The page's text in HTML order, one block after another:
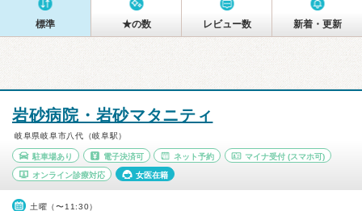
標準 ★の数 レビュー数 新着・更新
岩砂病院・岩砂マタニティ
岐阜県岐阜市八代（岐阜駅）
駐車場あり 電子決済可 ネット予約 マイナ受付 (スマホ可)
オンライン診療対応 女医在籍
土曜（〜11:30）